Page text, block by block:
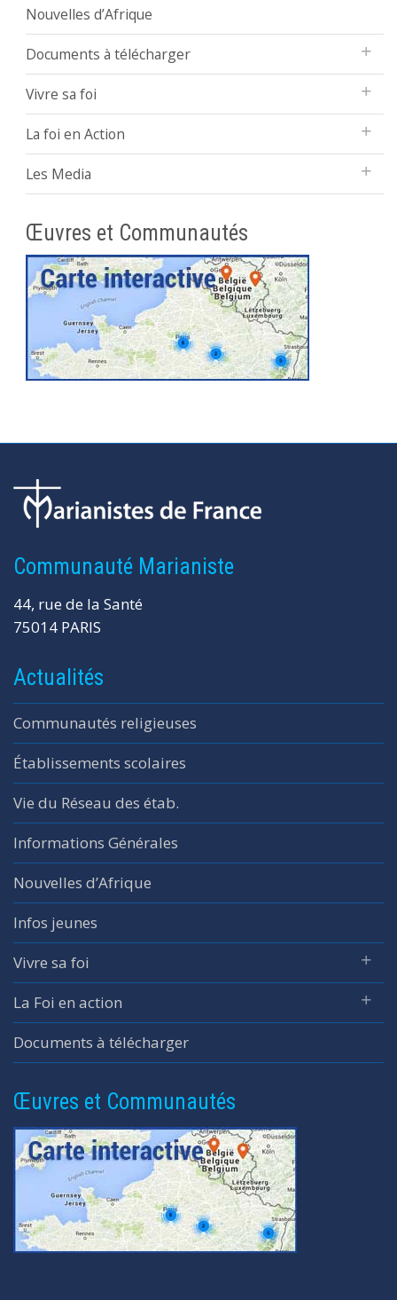
Nouvelles d’Afrique
Documents à télécharger
Vivre sa foi
La foi en Action
Les Media
Œuvres et Communautés
Communauté Marianiste
44, rue de la Santé
75014 PARIS
Actualités
Communautés religieuses
Établissements scolaires
Vie du Réseau des étab.
Informations Générales
Nouvelles d’Afrique
Infos jeunes
Vivre sa foi
La Foi en action
Documents à télécharger
Œuvres et Communautés